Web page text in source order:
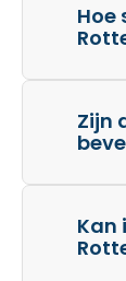
Hoe
Zijn
Kan